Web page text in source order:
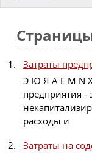
Затраты
Э Ю Я A E M N X
предприятия
расходы и
Затраты на